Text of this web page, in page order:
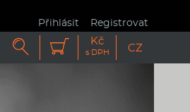
Přihlásit Registrovat
  Kč
s DPH CZ